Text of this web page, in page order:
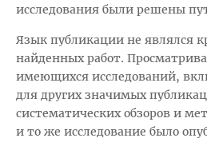
исследования были решены
Язык публикации не являлся
найденных работ.
имеющихся исследований,
для других значимых
систематических обзоров и
и то же исследование было